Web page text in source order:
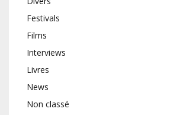
Festivals
Films
Interviews
Livres
News
Non classé